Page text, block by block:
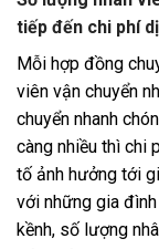
tiếp đến chi phí
Mỗi hợp đồng
viên vận chuyển
chuyển nhanh
càng nhiều thì chi
tố ảnh hưởng tới
với những gia
kềnh, số lượng